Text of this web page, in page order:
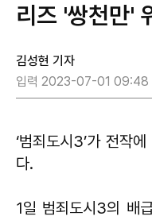
리즈 '쌍천만'
김성현 기자
입력 2023-07-01 09:48
‘범죄도시3’가 전작
다.
1일 범죄도시3의 배